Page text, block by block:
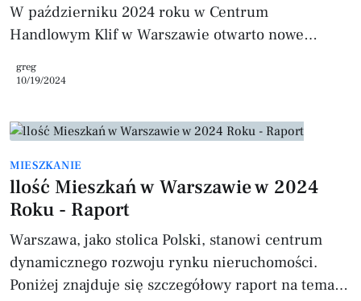
W październiku 2024 roku w Centrum
Handlowym Klif w Warszawie otwarto nowe
Invest Nieruchomości. Stoisko oferuje
przeglądania ofert nieruchomości, wyceny
mieszkań i wsparcia w procesie sprzedaży domów.
Galeria Klif, znana jako Dom Mody, to prestiżowe
centrum handlowe na Woli, które przyciąga osoby
zainteresowane nieruchomościami i
profesjonalnym doradztwem. Lokalizacja
greg
10/19/2024
MIESZKANIE
llość Mieszkań w Warszawie w 2024
Roku - Raport
Warszawa, jako stolica Polski, stanowi centrum
dynamicznego rozwoju rynku nieruchomości.
Poniżej znajduje się szczegółowy raport na temat